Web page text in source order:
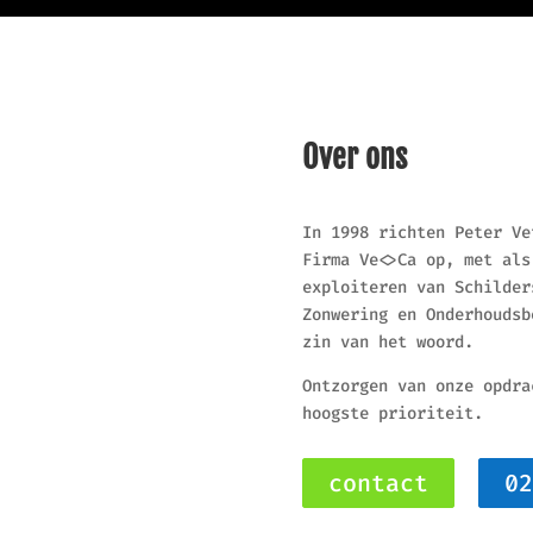
Over ons
In 1998 richten Peter
Firma Ve<>Ca op, met
exploiteren van
Zonwering en
zin van het woord.
Ontzorgen van onze
hoogste prioriteit.
contact